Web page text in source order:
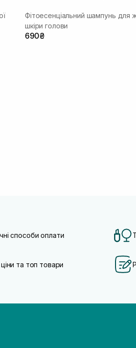
Фітоесенціальний шампунь для
шкіри голови
690₴
способи оплати
та топ товари